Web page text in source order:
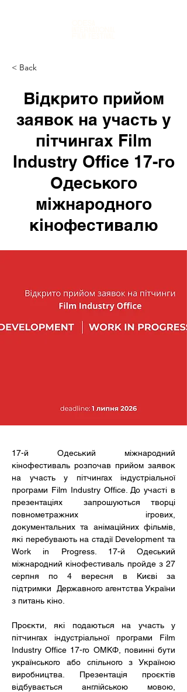
< Back
Відкрито прийом
заявок на участь у
пітчингах Film
Industry Office 17-го
Одеського
міжнародного
кінофестивалю
17-й Одеський міжнародний
кінофестиваль розпочав прийом заявок
на участь у пітчингах індустріальної
програми Film Industry Office. До участі в
презентаціях  запрошуються творці
повнометражних ігрових,
документальних та анімаційних фільмів,
які перебувають на стадії Development та
Work in Progress. 17-й Одеський
міжнародний кінофестиваль пройде з 27
серпня по 4 вересня в Києві за
підтримки  Державного агентства України
з питань кіно.
Проєкти, які подаються на участь у
пітчингах індустріальної програми Film
Industry Office 17-го ОМКФ, повинні бути
українського або спільного з Україною
виробництва. Презентація проєктів
відбувається англійською мовою,